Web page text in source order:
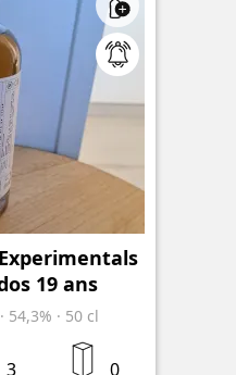
19 ans
· 54,3% · 50 cl
3 0